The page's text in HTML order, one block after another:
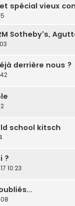
spécial vieux
Sotheby's,
derrière nous ?
school kitsch
?
10:23